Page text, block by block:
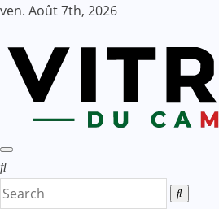
Skip
content
ven. Août 7th, 2026